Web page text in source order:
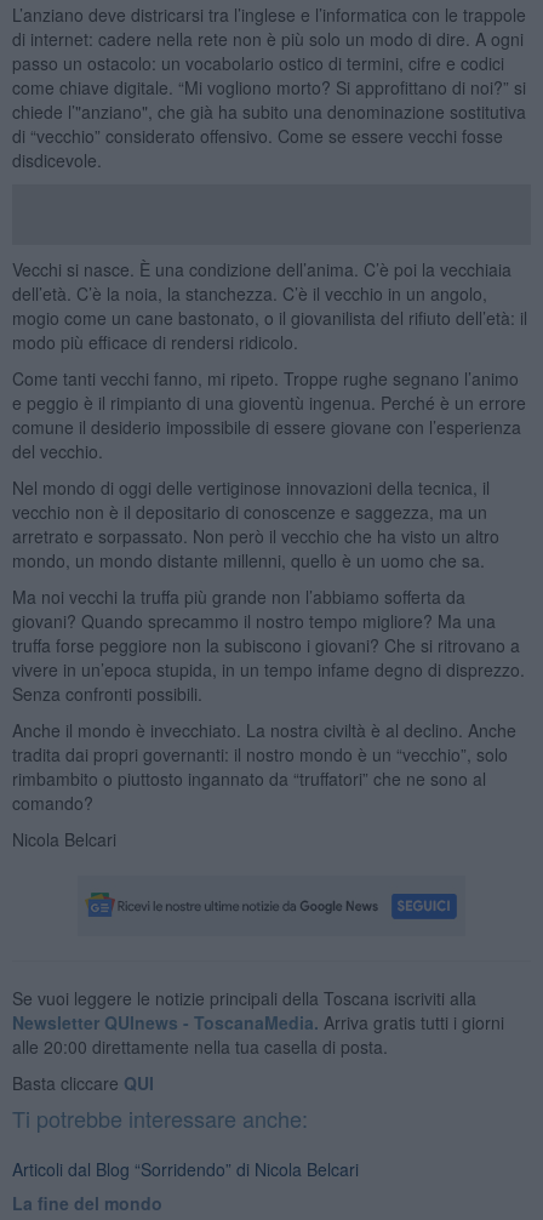
L’anziano deve districarsi tra l’inglese e l’informatica con le trappole
di internet: cadere nella rete non è più solo un modo di dire. A ogni
passo un ostacolo: un vocabolario ostico di termini, cifre e codici
come chiave digitale. “Mi vogliono morto? Si approfittano di noi?” si
chiede l’"anziano", che già ha subito una denominazione sostitutiva
di “vecchio” considerato offensivo. Come se essere vecchi fosse
disdicevole.
Vecchi si nasce. È una condizione dell’anima. C’è poi la vecchiaia
dell’età. C’è la noia, la stanchezza. C’è il vecchio in un angolo,
mogio come un cane bastonato, o il giovanilista del rifiuto dell’età: il
modo più efficace di rendersi ridicolo.
Come tanti vecchi fanno, mi ripeto. Troppe rughe segnano l’animo
e peggio è il rimpianto di una gioventù ingenua. Perché è un errore
comune il desiderio impossibile di essere giovane con l’esperienza
del vecchio.
Nel mondo di oggi delle vertiginose innovazioni della tecnica, il
vecchio non è il depositario di conoscenze e saggezza, ma un
arretrato e sorpassato. Non però il vecchio che ha visto un altro
mondo, un mondo distante millenni, quello è un uomo che sa.
Ma noi vecchi la truffa più grande non l’abbiamo sofferta da
giovani? Quando sprecammo il nostro tempo migliore? Ma una
truffa forse peggiore non la subiscono i giovani? Che si ritrovano a
vivere in un’epoca stupida, in un tempo infame degno di disprezzo.
Senza confronti possibili.
Anche il mondo è invecchiato. La nostra civiltà è al declino. Anche
tradita dai propri governanti: il nostro mondo è un “vecchio”, solo
rimbambito o piuttosto ingannato da “truffatori” che ne sono al
comando?
Nicola Belcari
Se vuoi leggere le notizie principali della Toscana iscriviti alla
Newsletter QUInews - ToscanaMedia. Arriva gratis tutti i giorni
alle 20:00 direttamente nella tua casella di posta.
Basta cliccare QUI
Ti potrebbe interessare anche:
Articoli dal Blog “Sorridendo” di Nicola Belcari
La fine del mondo